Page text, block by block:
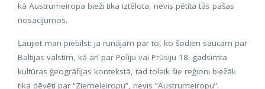
kā Austrumeiropa bieži tika iztēlota, nevis pētīta tās pašas
nosacījumos.
Ļaujiet man piebilst: ja runājam par to, ko šodien saucam par
Baltijas valstīm, kā arī par Poliju vai Prūsiju 18. gadsimta
kultūras ģeogrāfijas kontekstā, tad tolaik šie reģioni biežāk
tika dēvēti par “Ziemeļeiropu”, nevis “Austrumeiropu”.